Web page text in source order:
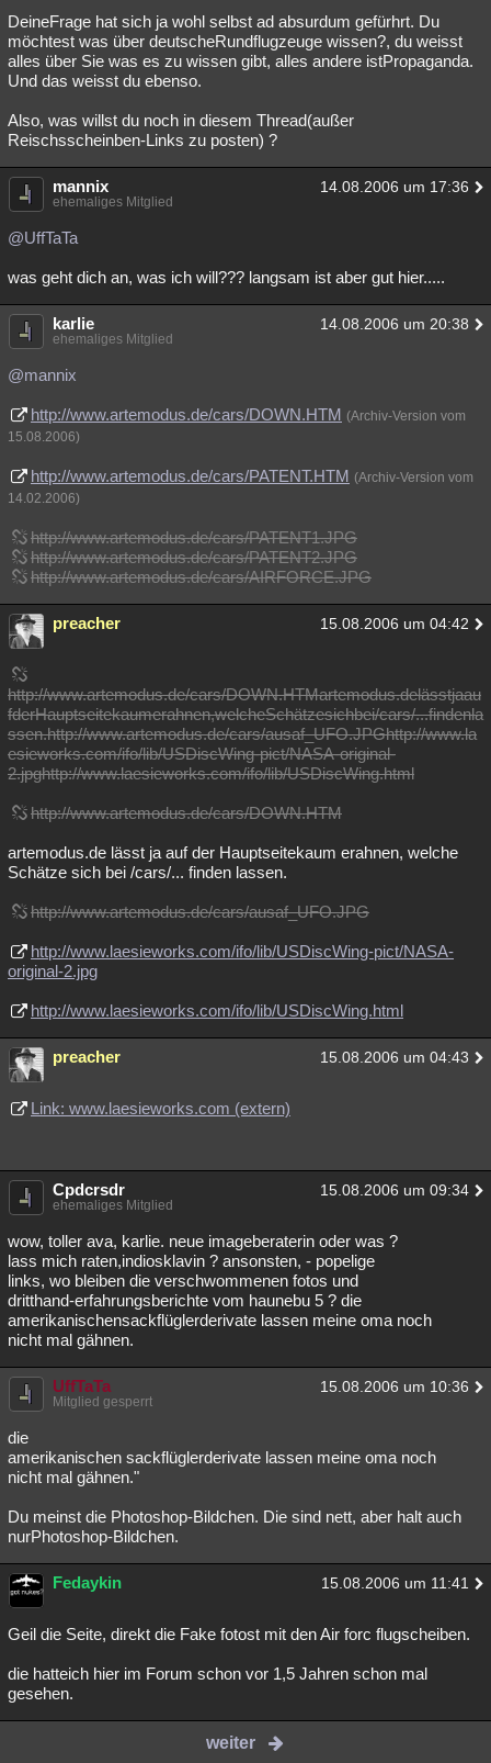
DeineFrage hat sich ja wohl selbst ad absurdum gefürhrt. Du
möchtest was über deutscheRundflugzeuge wissen?, du weisst
alles über Sie was es zu wissen gibt, alles andere istPropaganda.
Und das weisst du ebenso.
Also, was willst du noch in diesem Thread(außer
Reischsscheinben-Links zu posten) ?
mannix 14.08.2006 um 17:36
ehemaliges Mitglied
@UffTaTa
was geht dich an, was ich will??? langsam ist aber gut hier.....
karlie 14.08.2006 um 20:38
ehemaliges Mitglied
@mannix
http://www.artemodus.de/cars/DOWN.HTM (Archiv-Version vom
15.08.2006)
http://www.artemodus.de/cars/PATENT.HTM (Archiv-Version vom
14.02.2006)
http://www.artemodus.de/cars/PATENT1.JPG
http://www.artemodus.de/cars/PATENT2.JPG
http://www.artemodus.de/cars/AIRFORCE.JPG
preacher 15.08.2006 um 04:42
http://www.artemodus.de/cars/DOWN.HTMartemodus.delässtjaau
fderHauptseitekaumerahnen,welcheSchätzesichbei/cars/...findenla
ssen.http://www.artemodus.de/cars/ausaf_UFO.JPGhttp://www.la
esieworks.com/ifo/lib/USDiscWing-pict/NASA-original-
2.jpghttp://www.laesieworks.com/ifo/lib/USDiscWing.html
http://www.artemodus.de/cars/DOWN.HTM
artemodus.de lässt ja auf der Hauptseitekaum erahnen, welche
Schätze sich bei /cars/... finden lassen.
http://www.artemodus.de/cars/ausaf_UFO.JPG
http://www.laesieworks.com/ifo/lib/USDiscWing-pict/NASA-
original-2.jpg
http://www.laesieworks.com/ifo/lib/USDiscWing.html
preacher 15.08.2006 um 04:43
Link: www.laesieworks.com (extern)
Cpdcrsdr 15.08.2006 um 09:34
ehemaliges Mitglied
wow, toller ava, karlie. neue imageberaterin oder was ?
lass mich raten,indiosklavin ? ansonsten, - popelige
links, wo bleiben die verschwommenen fotos und
dritthand-erfahrungsberichte vom haunebu 5 ? die
amerikanischensackflüglerderivate lassen meine oma noch
nicht mal gähnen.
UffTaTa 15.08.2006 um 10:36
Mitglied gesperrt
die
amerikanischen sackflüglerderivate lassen meine oma noch
nicht mal gähnen."
Du meinst die Photoshop-Bildchen. Die sind nett, aber halt auch
nurPhotoshop-Bildchen.
Fedaykin 15.08.2006 um 11:41
Geil die Seite, direkt die Fake fotost mit den Air forc flugscheiben.
die hatteich hier im Forum schon vor 1,5 Jahren schon mal
gesehen.
weiter